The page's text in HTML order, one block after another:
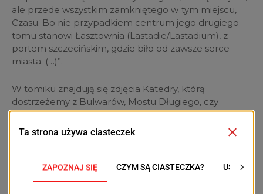
ale przede wszystkim zamkniętego w tym miejscu,
Czasu. Bo nie przypadkiem centrum jego drugiego
tomu stanowi Łasztownia (Lastadie/Lastadium), z
portem szczecińskim, gdzie biło od zawsze serce
miasta. (…)”.
W tomiku znajdują się zdjęcia Katedry, którą
dostrzeżemy z Bulwarów, Mostu Długiego, czy
Stoczni, ale również najstarszy zachowany widok
Szczecina „Alten Stettin” (oryginalny ręcznie
malowany miedzioryt z 1630 roku).
Autor widzi Szczecin oczami „człowieka tutejszego”,
poety szczecinianina Ma swoje ulubione miejsca,